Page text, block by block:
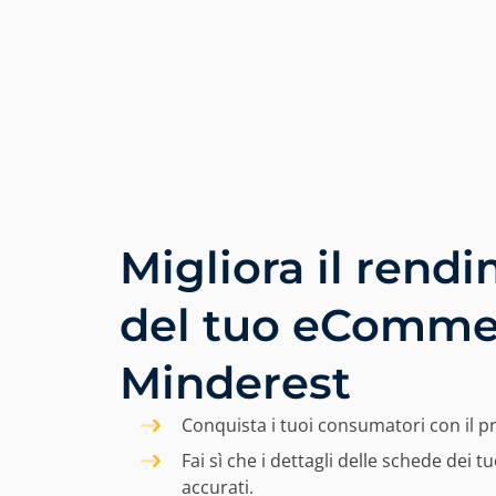
Migliora il
del tuo
Minderest
Conquista i tuoi consumatori con il
Fai sì che i dettagli delle schede dei
accurati.
Da Minderest,
memorizzano e
informazioni può
contenuti nella tua
utente nell'accesso alle
cliccando il pulsante
cliccando il pulsante
Informativa Legale,